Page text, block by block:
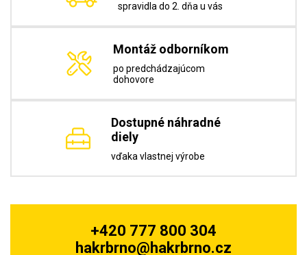
spravidla do 2. dňa u vás
Montáž odborníkom
po predchádzajúcom
dohovore
Dostupné náhradné
diely
vďaka vlastnej výrobe
+420 777 800 304
hakrbrno@hakrbrno.cz